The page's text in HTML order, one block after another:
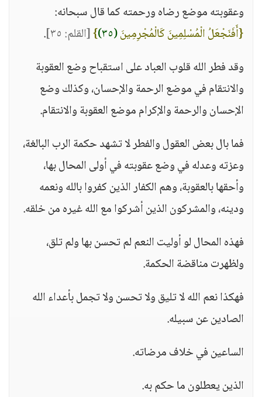
وعقوبته موضع رضاه ورحمته كما قال سبحانه:
{أَفَنَجْعَلُ الْمُسْلِمِينَ كَالْمُجْرِمِينَ(٣٥) }[القلم: ٣٥]
.
وقد فطر الله قلوب العباد على استقباح وضع العقوبة
والانتقام في موضع الرحمة والإحسان، وكذلك وضع
الإحسان والرحمة والإكرام موضع العقوبة والانتقام.
فما بال بعض العقول والفطر لا تشهد حكمة الرب البالغة،
وعزته وعدله في وضع عقوبته في أولى المحال بها،
وأحقها بالعقوبة، وهم الكفار الذين كفروا بالله ونعمه
ودينه، والمشركون الذين أشركوا مع الله غيره من خلقه.
فهذه المحال لو أوليت النعم لم تحسن بها ولم تلق،
ولظهرت مناقضة الحكمة.
فهكذا نعم الله لا تليق ولا تحسن ولا تجمل بأعداء الله
الصادين عن سبيله.
الساعين في خلاف مرضاته.
الذين يعطلون ما حكم به.